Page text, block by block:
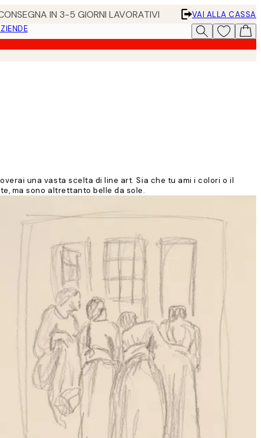
IN 3-5 GIORNI LAVORATIVI
VAI ALLA CASSA
una vasta scelta di line art. Sia che tu ami i colori o il
ma sono altrettanto belle da sole.